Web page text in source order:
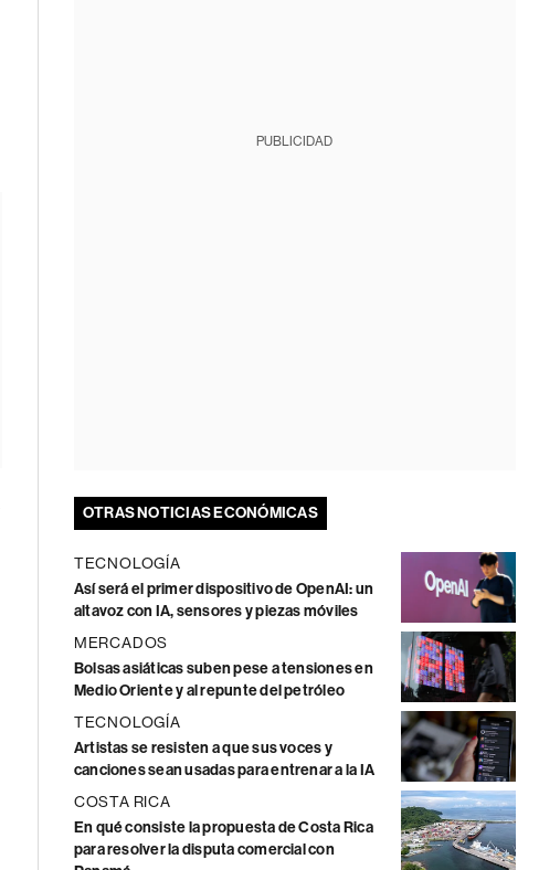
PUBLICIDAD
OTRAS NOTICIAS ECONÓMICAS
TECNOLOGÍA
Así será el primer dispositivo de OpenAI: un
altavoz con IA, sensores y piezas móviles
MERCADOS
Bolsas asiáticas suben pese a tensiones en
Medio Oriente y al repunte del petróleo
TECNOLOGÍA
Artistas se resisten a que sus voces y
canciones sean usadas para entrenar a la IA
COSTA RICA
En qué consiste la propuesta de Costa Rica
para resolver la disputa comercial con